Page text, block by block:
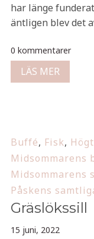
har länge
äntligen blev det
0 kommentarer
LÄS MER
Buffé, Fisk,
Midsommarens
Midsommarens
Påskens
Gräslökssill
15 juni, 2022